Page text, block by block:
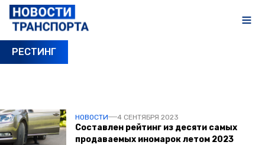
РЕСТИНГ
НОВОСТИ 4 СЕНТЯБРЯ 2023
Составлен рейтинг из десяти самых
продаваемых иномарок летом 2023